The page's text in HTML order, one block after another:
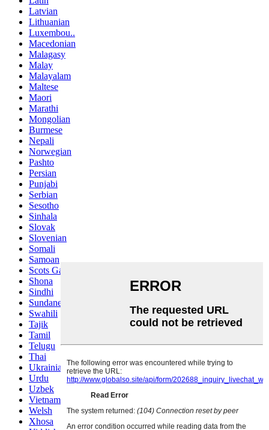
Latvian
Lithuanian
Luxembou..
Macedonian
Malagasy
Malay
Malayalam
Maltese
Maori
Marathi
Mongolian
Burmese
Nepali
Norwegian
Pashto
Persian
Punjabi
Serbian
Sesotho
Sinhala
Slovak
Slovenian
Somali
Samoan
Scots Gaelic
Shona
Sindhi
Sundanese
Swahili
Tajik
Tamil
Telugu
Thai
Ukrainian
Urdu
Uzbek
Vietnamese
Welsh
Xhosa